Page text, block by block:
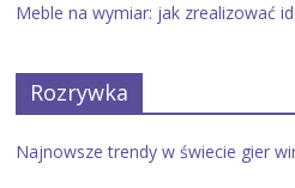
Meble na wymiar: jak zrealizować
Rozrywka
Najnowsze trendy w świecie gier